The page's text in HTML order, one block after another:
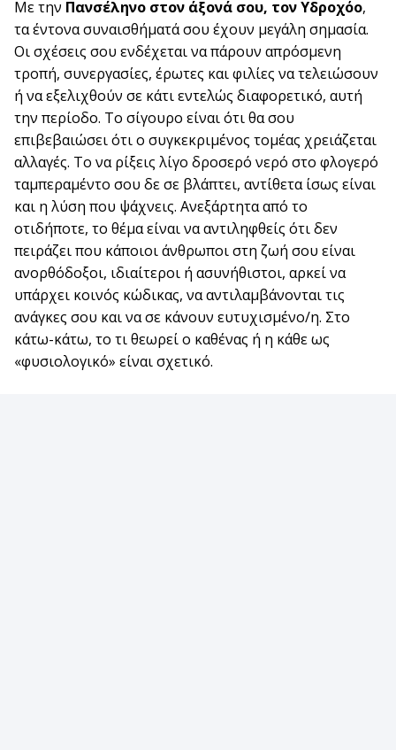
Με την Πανσέληνο στον άξονά σου, τον Υδροχόο,
τα έντονα συναισθήματά σου έχουν μεγάλη σημασία.
Οι σχέσεις σου ενδέχεται να πάρουν απρόσμενη
τροπή, συνεργασίες, έρωτες και φιλίες να τελειώσουν
ή να εξελιχθούν σε κάτι εντελώς διαφορετικό, αυτή
την περίοδο. Το σίγουρο είναι ότι θα σου
επιβεβαιώσει ότι ο συγκεκριμένος τομέας χρειάζεται
αλλαγές. Το να ρίξεις λίγο δροσερό νερό στο φλογερό
ταμπεραμέντο σου δε σε βλάπτει, αντίθετα ίσως είναι
και η λύση που ψάχνεις. Ανεξάρτητα από το
οτιδήποτε, το θέμα είναι να αντιληφθείς ότι δεν
πειράζει που κάποιοι άνθρωποι στη ζωή σου είναι
ανορθόδοξοι, ιδιαίτεροι ή ασυνήθιστοι, αρκεί να
υπάρχει κοινός κώδικας, να αντιλαμβάνονται τις
ανάγκες σου και να σε κάνουν ευτυχισμένο/η. Στο
κάτω-κάτω, το τι θεωρεί ο καθένας ή η κάθε ως
«φυσιολογικό» είναι σχετικό.